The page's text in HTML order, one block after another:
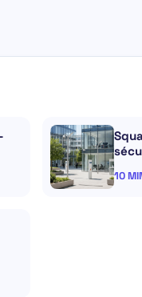
10